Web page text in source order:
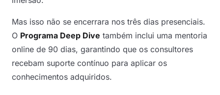
Mas isso não se encerrara nos três dias presenciais.
O Programa Deep Dive também inclui uma mentoria
online de 90 dias, garantindo que os consultores
recebam suporte contínuo para aplicar os
conhecimentos adquiridos.